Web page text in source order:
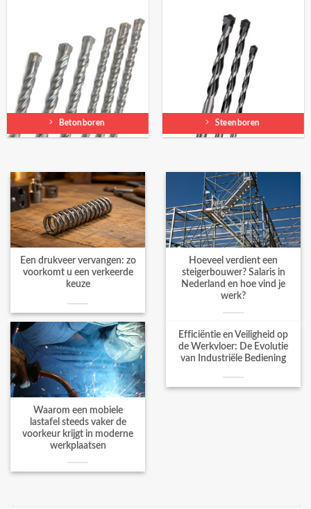
Betonboren Steenboren
Een drukveer vervangen: zo
voorkomt u een verkeerde
keuze
Hoeveel verdient een
steigerbouwer? Salaris in
Nederland en hoe vind je
werk?
Waarom een mobiele
lastafel steeds vaker de
voorkeur krijgt in moderne
werkplaatsen
Efficiëntie en Veiligheid op
de Werkvloer: De Evolutie
van Industriële Bediening